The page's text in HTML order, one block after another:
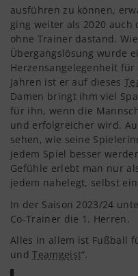
ausführen zu können,
ging weiter als 2020 auch
ohne Trainer dastand.
Übergangslösung wurde
Herzensangelegenheit
Jahren ist er auf dieses
Damen bringt ihm viel
für ihn, wenn die
und erfolgreicher wird.
sehen, wie seine
jedem Spiel besser
Gefühle erlebt man nur
jedem nahelegt, selbst
In der Saison 2023/24
Co-Trainer die 1. Herren.
Alles in allem ist Fußball
undTeamgeist“.